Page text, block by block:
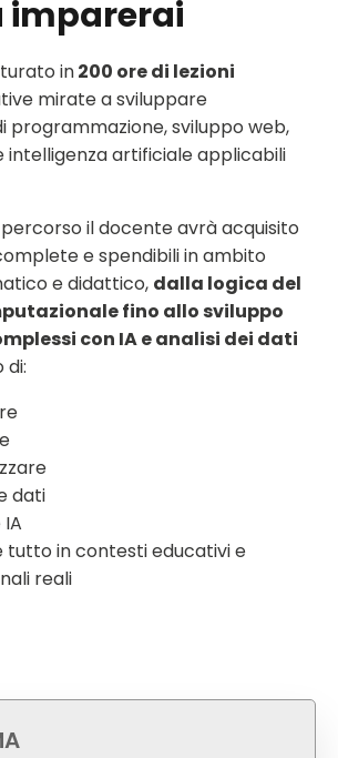
imparerai
in200 ore di lezioni
mirate a sviluppare
programmazione, sviluppo web,
intelligenza artificiale applicabili
il docente avrà acquisito
e spendibili in ambito
e didattico, dalla logica del
fino allo sviluppo
con IA e analisi dei dati
di:
dati
tutto in contesti educativi e
reali